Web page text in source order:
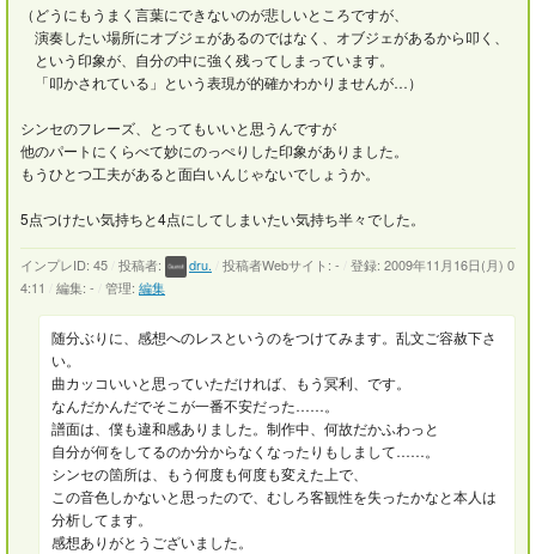
（どうにもうまく言葉にできないのが悲しいところですが、
演奏したい場所にオブジェがあるのではなく、オブジェがあるから叩く、
という印象が、自分の中に強く残ってしまっています。
「叩かされている」という表現が的確かわかりませんが…）
シンセのフレーズ、とってもいいと思うんですが
他のパートにくらべて妙にのっぺりした印象がありました。
もうひとつ工夫があると面白いんじゃないでしょうか。
5点つけたい気持ちと4点にしてしまいたい気持ち半々でした。
インプレID: 45 投稿者: dru. 投稿者Webサイト: -
登録: 2009年11月16日(月) 0
4:11
編集: - 管理: 編集
随分ぶりに、感想へのレスというのをつけてみます。乱文ご容赦下さ
い。
曲カッコいいと思っていただければ、もう冥利、です。
なんだかんだでそこが一番不安だった……。
譜面は、僕も違和感ありました。制作中、何故だかふわっと
自分が何をしてるのか分からなくなったりもしまして……。
シンセの箇所は、もう何度も何度も変えた上で、
この音色しかないと思ったので、むしろ客観性を失ったかなと本人は
分析してます。
感想ありがとうございました。